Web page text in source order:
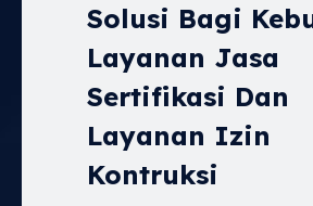
Solusi Bagi
Layanan Jasa
Sertifikasi Dan
Layanan Izin
Kontruksi